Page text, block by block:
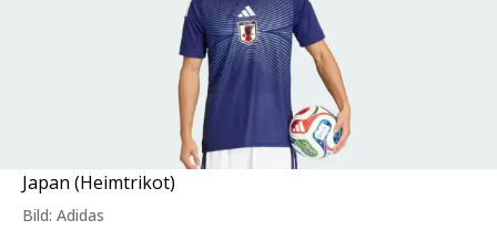
Japan (Heimtrikot)
Bild: Adidas